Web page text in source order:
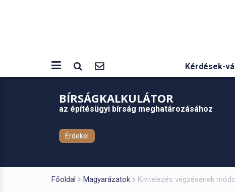
Kérdések-
BÍRSÁGKALKULÁTOR
az építésügyi bírság meghatározásához
Érdekel
Főoldal Magyarázatok Kivitelezés végzésének